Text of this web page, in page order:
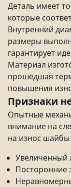
Деталь имеет
которые
Внутренний
размеры
гарантирует
Материал
прошедшая
повышения
Признаки
Опытные
внимание на
на износ
Увеличенный
Посторонние